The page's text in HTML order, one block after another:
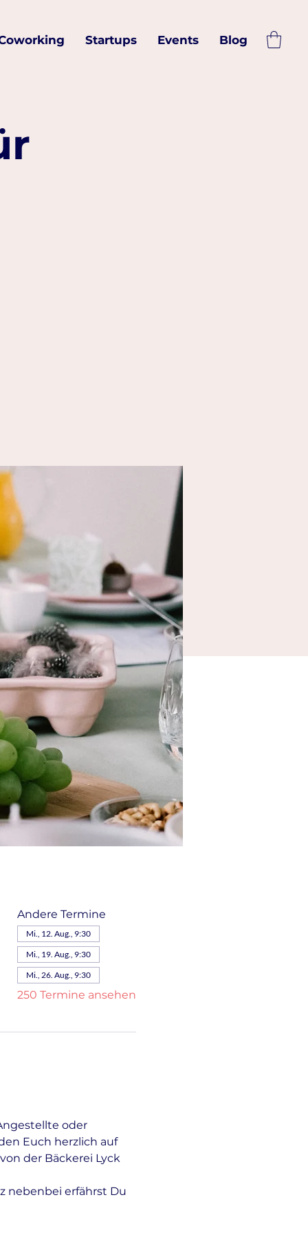
Startups Events Blog
Andere Termine
Mi., 12. Aug., 9:30
Mi., 19. Aug., 9:30
Mi., 26. Aug., 9:30
250 Termine ansehen
oder
Euch herzlich auf
der Bäckerei Lyck
nebenbei erfährst Du